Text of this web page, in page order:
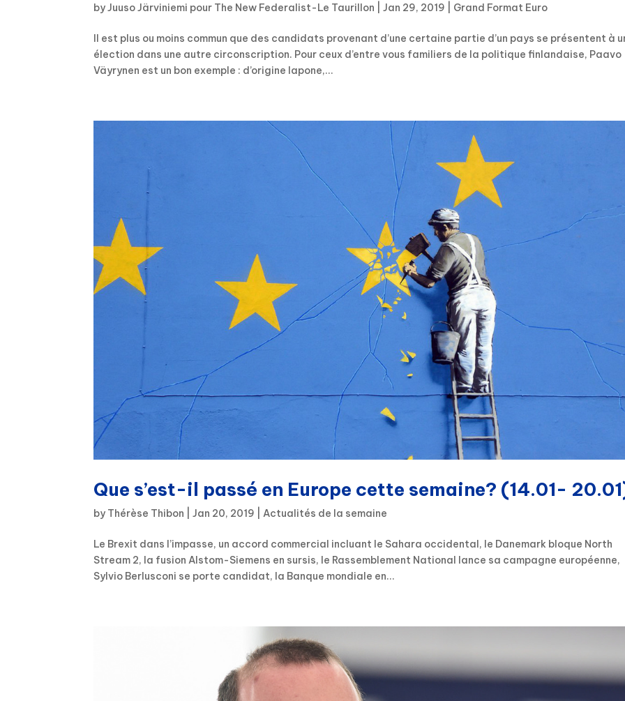
byJuuso Järviniemi pour The New Federalist-Le Taurillon |Jan 29, 2019 Grand Format Euro
Il est plus ou moins commun que des candidats provenant d’une certaine partie d’un pays se présentent à
élection dans une autre circonscription. Pour ceux d’entre vous familiers de la politique finlandaise, Paavo
Väyrynen est un bon exemple : d’origine lapone,...
Que s’est-il passé en Europe cette semaine? (14.01-
by Thérèse Thibon |Jan 20, 2019 |Actualités de la semaine
Le Brexit dans l’impasse, un accord commercial incluant le Sahara occidental, le Danemark bloque North
Stream 2, la fusion Alstom-Siemens en sursis, le Rassemblement National lance sa campagne européenne,
Sylvio Berlusconi se porte candidat, la Banque mondiale en...